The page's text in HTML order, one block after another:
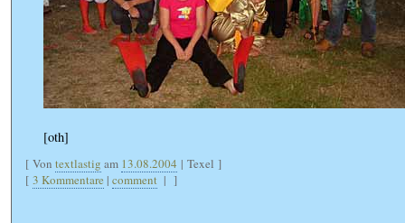
[oth]
[ Von textlastig am 13.08.2004 | Texel ]
[ 3 Kommentare | comment | ]